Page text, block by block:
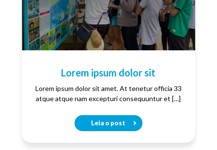
Lorem ipsum dolor sit
Lorem ipsum dolor sit amet. At tenetur officia 33
atque atque nam excepturi consequuntur et […]
Leia o post